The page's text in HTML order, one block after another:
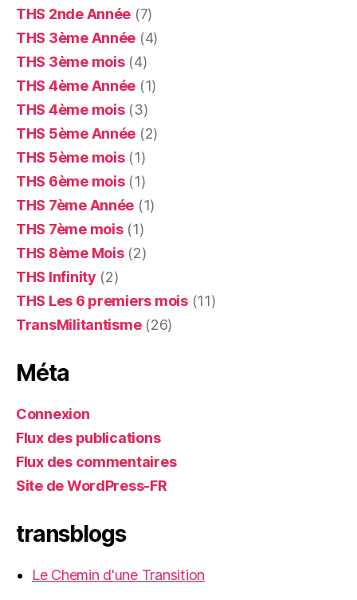
THS 2nde Année (7)
THS 3ème Année (4)
THS 3ème mois(4)
THS 4ème Année (1)
THS 4ème mois(3)
THS 5ème Année (2)
THS 5ème mois(1)
THS 6ème mois(1)
THS 7ème Année (1)
THS 7ème mois(1)
THS 8ème Mois(2)
THS Infinity (2)
THS Les 6 premiers mois(11)
TransMilitantisme(26)
Méta
Connexion
Flux des publications
Flux des commentaires
Site de WordPress-FR
transblogs
Le Chemin d'une Transition